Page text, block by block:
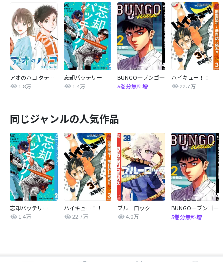
アオのハコ タテカラー版【タテヨミ】
1.8万
忘却バッテリー
1.4万
BUNGO―ブンゴ―
5巻分無料増
ハイキュー！！
22.7万
同じジャンルの人気作品
忘却バッテリー
1.4万
ハイキュー！！
22.7万
ブルーロック
4.0万
BUNGO―ブンゴ―
5巻分無料増